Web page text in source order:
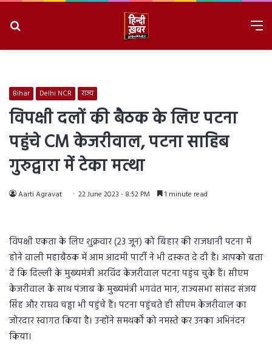
Bihar Delhi NCR राज्य
विपक्षी दलों की बैठक के लिए पटना
पहुंचे CM केजरीवाल, पटना साहिब
गुरुद्वारा में टेका मत्था
Aarti Agravat 22 June 2023 - 8:52 PM 1 minute read
विपक्षी एकता के लिए शुक्रवार (23 जून) को बिहार की राजधानी पटना में
होने वाली महाबैठक में आम आदमी पार्टी ने भी दस्कत दे दी है। आपको बता
दें कि दिल्ली के मुख्यमंत्री अरविंद केजरीवाल पटना पहुंच चुके हैं। सीएम
केजरीवाल के साथ पंजाब के मुख्यमंत्री भगवंत मान, राज्यसभा सांसद संजय
सिंह और राघव चड्ढा भी पहुंचे हैं। पटना पहुंचते ही सीएम केजरीवाल का
जोरदार स्वागत किया है। उन्होंने समथर्कों को नमस्ते कर उनका अभिनंदन
किया।